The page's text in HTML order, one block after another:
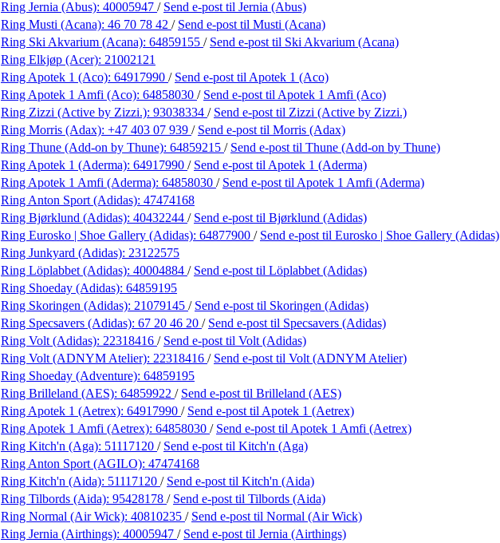
Ring Jernia (Abus): 40005947 / Send e-post til Jernia (Abus)
Ring Musti (Acana): 46 70 78 42 / Send e-post til Musti (Acana)
Ring Ski Akvarium (Acana): 64859155 / Send e-post til Ski Akvarium (Acana)
Ring Elkjøp (Acer): 21002121
Ring Apotek 1 (Aco): 64917990 / Send e-post til Apotek 1 (Aco)
Ring Apotek 1 Amfi (Aco): 64858030 / Send e-post til Apotek 1 Amfi (Aco)
Ring Zizzi (Active by Zizzi.): 93038334 / Send e-post til Zizzi (Active by Zizzi.)
Ring Morris (Adax): +47 403 07 939 / Send e-post til Morris (Adax)
Ring Thune (Add-on by Thune): 64859215 / Send e-post til Thune (Add-on by Thune)
Ring Apotek 1 (Aderma): 64917990 / Send e-post til Apotek 1 (Aderma)
Ring Apotek 1 Amfi (Aderma): 64858030 / Send e-post til Apotek 1 Amfi (Aderma)
Ring Anton Sport (Adidas): 47474168
Ring Bjørklund (Adidas): 40432244 / Send e-post til Bjørklund (Adidas)
Ring Eurosko | Shoe Gallery (Adidas): 64877900 / Send e-post til Eurosko | Shoe Gallery (Adidas)
Ring Junkyard (Adidas): 23122575
Ring Löplabbet (Adidas): 40004884 / Send e-post til Löplabbet (Adidas)
Ring Shoeday (Adidas): 64859195
Ring Skoringen (Adidas): 21079145 / Send e-post til Skoringen (Adidas)
Ring Specsavers (Adidas): 67 20 46 20 / Send e-post til Specsavers (Adidas)
Ring Volt (Adidas): 22318416 / Send e-post til Volt (Adidas)
Ring Volt (ADNYM Atelier): 22318416 / Send e-post til Volt (ADNYM Atelier)
Ring Shoeday (Adventure): 64859195
Ring Brilleland (AES): 64859922 / Send e-post til Brilleland (AES)
Ring Apotek 1 (Aetrex): 64917990 / Send e-post til Apotek 1 (Aetrex)
Ring Apotek 1 Amfi (Aetrex): 64858030 / Send e-post til Apotek 1 Amfi (Aetrex)
Ring Kitch'n (Aga): 51117120 / Send e-post til Kitch'n (Aga)
Ring Anton Sport (AGILO): 47474168
Ring Kitch'n (Aida): 51117120 / Send e-post til Kitch'n (Aida)
Ring Tilbords (Aida): 95428178 / Send e-post til Tilbords (Aida)
Ring Normal (Air Wick): 40810235 / Send e-post til Normal (Air Wick)
Ring Jernia (Airthings): 40005947 / Send e-post til Jernia (Airthings)